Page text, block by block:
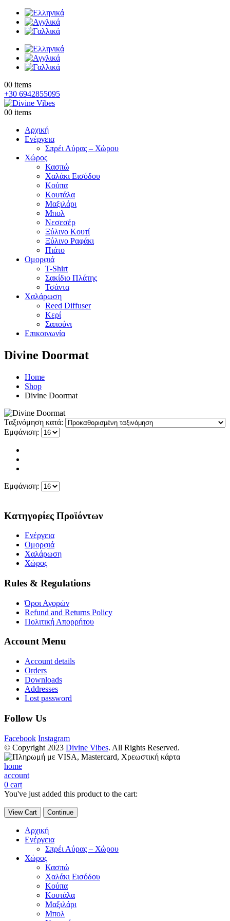
00 items
+30 6942855095
00 items
Αρχική
Ενέργεια
Σπρέι Αύρας – Χώρου
Χώρος
Κασπώ
Χαλάκι Εισόδου
Κούπα
Κουτάλα
Μαξιλάρι
Μπολ
Νεσεσέρ
Ξύλινο Κουτί
Ξύλινο Ραφάκι
Πιάτο
Ομορφιά
T-Shirt
Σακίδιο Πλάτης
Τσάντα
Χαλάρωση
Reed Diffuser
Κερί
Σαπούνι
Επικοινωνία
Divine Doormat
Home
Shop
Divine Doormat
Ταξινόμηση κατά:
Εμφάνιση:
Εμφάνιση:
Κατηγορίες Προϊόντων
Ενέργεια
Ομορφιά
Χαλάρωση
Χώρος
Rules & Regulations
Όροι Αγορών
Refund and Returns Policy
Πολιτική Απορρήτου
Account Menu
Account details
Orders
Downloads
Addresses
Lost password
Follow Us
Facebook Instagram
© Copyright 2023 Divine Vibes. All Rights Reserved.
home
account
0 cart
You've just added this product to the cart:
View Cart Continue
Αρχική
Ενέργεια
Σπρέι Αύρας – Χώρου
Χώρος
Κασπώ
Χαλάκι Εισόδου
Κούπα
Κουτάλα
Μαξιλάρι
Μπολ